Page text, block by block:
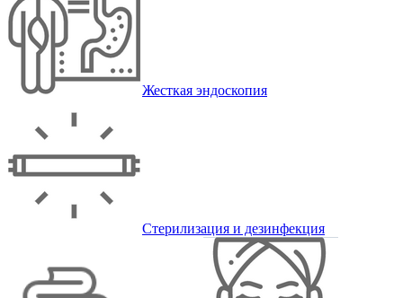
Жесткая эндоскопия
Стерилизация и дезинфекция